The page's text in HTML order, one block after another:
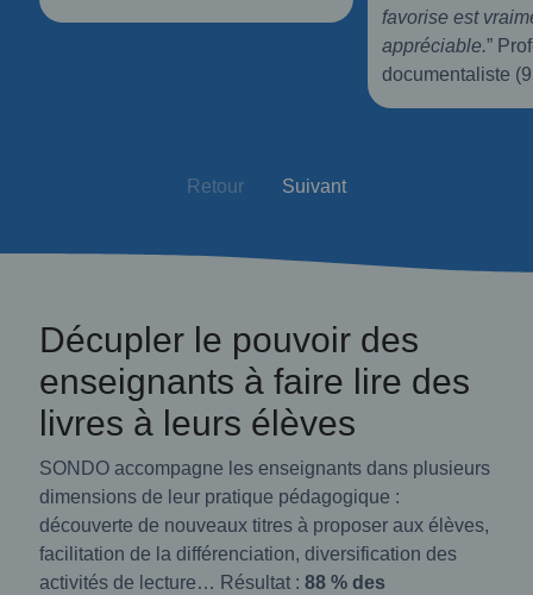
favorise est
appréciable.”
documentaliste
Retour Suivant
Décupler le pouvoir des
enseignants à faire lire des
livres à leurs élèves
SONDO accompagne les enseignants dans plusieurs
dimensions de leur pratique pédagogique :
découverte de nouveaux titres à proposer aux élèves,
facilitation de la différenciation, diversification des
activités de lecture… Résultat :88 % des